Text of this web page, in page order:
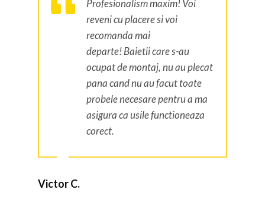
Profesionalism maxim! Voi
reveni cu placere si voi
recomanda mai
departe! Baietii care s-au
ocupat de montaj, nu au plecat
pana cand nu au facut toate
probele necesare pentru a ma
asigura ca usile functioneaza
corect.
Victor C.